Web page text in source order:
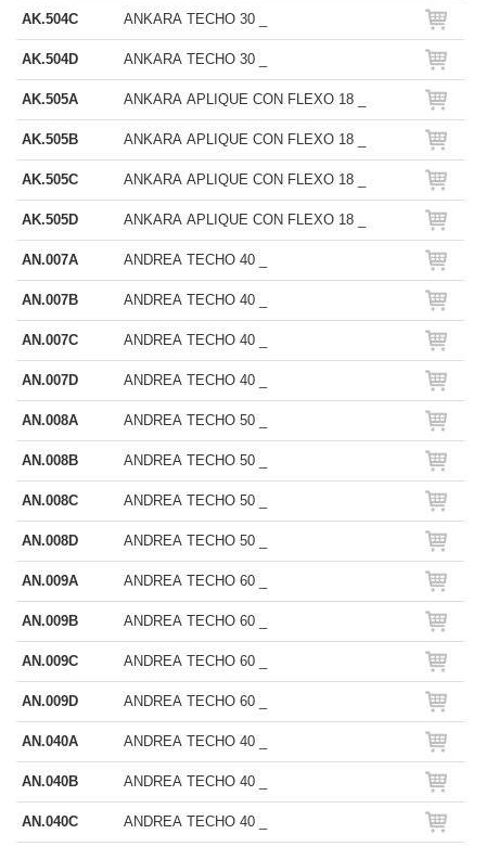
AK.504C ANKARA TECHO 30 _
AK.504D ANKARA TECHO 30 _
AK.505A ANKARA APLIQUE CON FLEXO 18 _
AK.505B ANKARA APLIQUE CON FLEXO 18 _
AK.505C ANKARA APLIQUE CON FLEXO 18 _
AK.505D ANKARA APLIQUE CON FLEXO 18 _
AN.007A ANDREA TECHO 40 _
AN.007B ANDREA TECHO 40 _
AN.007C ANDREA TECHO 40 _
AN.007D ANDREA TECHO 40 _
AN.008A ANDREA TECHO 50 _
AN.008B ANDREA TECHO 50 _
AN.008C ANDREA TECHO 50 _
AN.008D ANDREA TECHO 50 _
AN.009A ANDREA TECHO 60 _
AN.009B ANDREA TECHO 60 _
AN.009C ANDREA TECHO 60 _
AN.009D ANDREA TECHO 60 _
AN.040A ANDREA TECHO 40 _
AN.040B ANDREA TECHO 40 _
AN.040C ANDREA TECHO 40 _